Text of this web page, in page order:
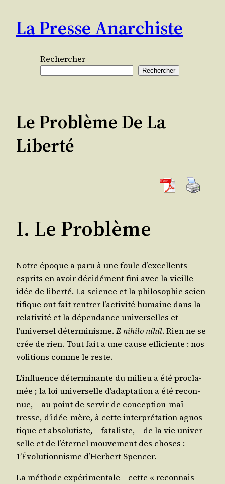
contenu
La Presse Anarchiste
Rechercher
Rechercher
Le Problème De La
Liberté
I. Le Problème
Notre époque a paru à une foule d’excellents
esprits en avoir déci­dé­ment fini avec la vieille
idée de liber­té. La science et la phi­lo­so­phie scien­
ti­fique ont fait ren­trer l’activité humaine dans la
rela­ti­vi­té et la dépen­dance uni­ver­selles et
l’universel déter­mi­nisme. E nihi­lo nihil. Rien ne se
crée de rien. Tout fait a une cause effi­ciente : nos
voli­tions comme le reste.
L’influence déter­mi­nante du milieu a été pro­cla­
mée ; la loi uni­ver­selle d’adaptation a été recon­
nue, — au point de ser­vir de concep­tion-maî­
tresse, d’idée-mère, à cette inter­pré­ta­tion agnos­
tique et abso­lu­tiste, — fata­liste, — de la vie uni­ver­
selle et de l’éternel mou­ve­ment des choses :
1’Évolutionnisme d’Herbert Spencer.
La méthode expé­ri­men­tale — cette « recon­nais­